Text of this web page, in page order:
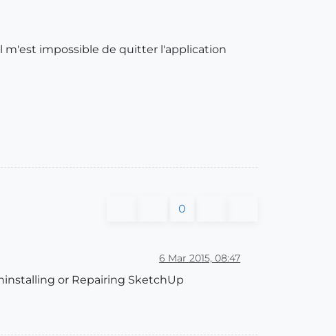
m'est impossible de quitter l'application
0
6 Mar 2015, 08:47
or Repairing SketchUp